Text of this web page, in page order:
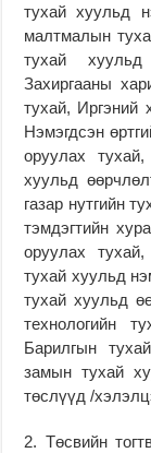
тухай хуульд
малтмалын
тухай
Захиргааны
тухай, Иргэний
Нэмэгдсэн
оруулах
хуульд
газар нутгийн
тэмдэгтийн
оруулах
тухай хуульд
тухай хуульд
технологийн
Барилгын
замын тухай
төслүүд /
2. Төсвийн